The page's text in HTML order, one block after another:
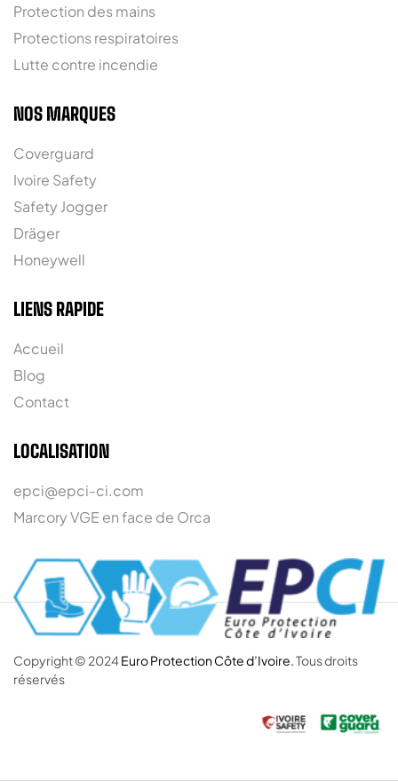
Protection des mains
Protections respiratoires
Lutte contre incendie
NOS MARQUES
Coverguard
Ivoire Safety
Safety Jogger
Dräger
Honeywell
LIENS RAPIDE
Accueil
Blog
Contact
LOCALISATION
epci@epci-ci.com
Marcory VGE en face de Orca
Copyright © 2024 Euro Protection Côte d’Ivoire.Tous droits
réservés